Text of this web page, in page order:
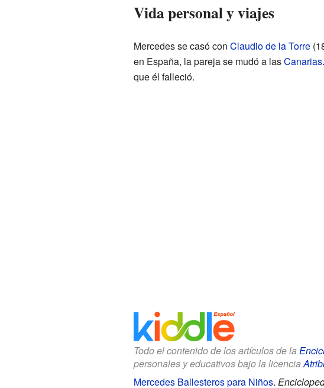
Vida personal y viajes
Mercedes se casó con Claudio de la Torre
en España, la pareja se mudó a lasCanarias
que él falleció.
Todo el contenido de los artículos de la
personales y educativos bajo la licencia
Mercedes Ballesteros para Niños.